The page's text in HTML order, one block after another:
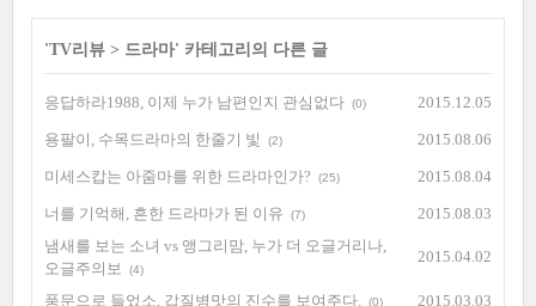
'TV리뷰 > 드라마' 카테고리의 다른 글
응답하라1988, 이제 누가 남편인지 관심없다 (0) 2015.12.05
용팔이, 수목드라마의 한줄기 빛 (2) 2015.08.06
미세스캅는 아줌마를 위한 드라마인가? (25) 2015.08.04
너를 기억해, 흔한 드라마가 된 이유 (7)
2015.08.03
냄새를 보는 소녀 vs 앵그리맘, 누가 더 오글거리나,
오글주의보
(4)
2015.04.02
풍문으로 들었소, 갑질병맛의 진수를 보여주다. (0) 2015.03.03